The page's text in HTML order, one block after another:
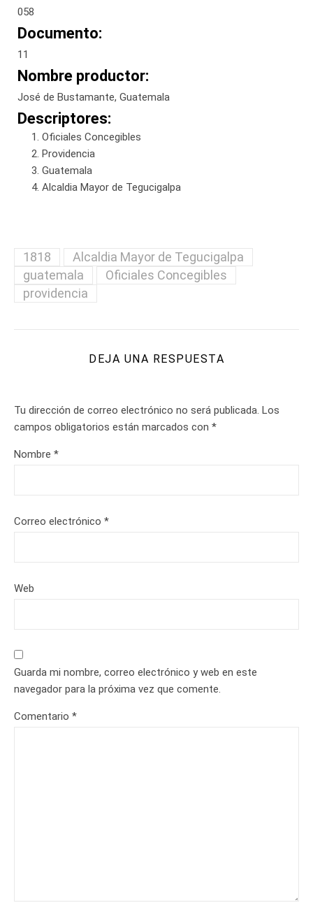
058
Documento:
11
Nombre productor:
José de Bustamante, Guatemala
Descriptores:
Oficiales Concegibles
Providencia
Guatemala
Alcaldia Mayor de Tegucigalpa
1818
Alcaldia Mayor de Tegucigalpa
guatemala
Oficiales Concegibles
providencia
DEJA UNA RESPUESTA
Tu dirección de correo electrónico no será publicada. Los
campos obligatorios están marcados con *
Nombre *
Correo electrónico *
Web
Guarda mi nombre, correo electrónico y web en este
navegador para la próxima vez que comente.
Comentario *